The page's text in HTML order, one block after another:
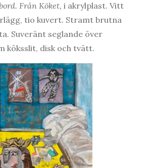
Från Köket, i akrylplast. Vitt
tio kuvert. Stramt brutna
Suveränt seglande över
köksslit, disk och tvätt.